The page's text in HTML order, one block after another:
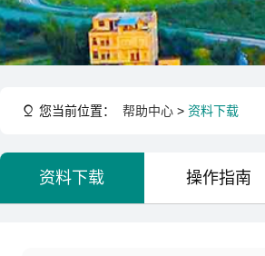
您当前位置： 帮助中心 > 资料下载
资料下载 操作指南